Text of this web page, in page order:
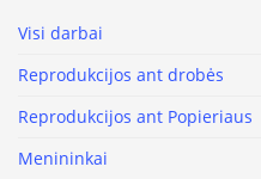
Visi darbai
Reprodukcijos ant drobės
Reprodukcijos ant Popieriaus
Menininkai